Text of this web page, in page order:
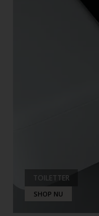
TOILETTER
SHOP NU